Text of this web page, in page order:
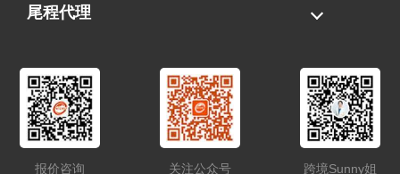
一件代发
FBA中转
贴标换标
拆柜/存储
尾程代理
报价咨询 关注公众号 跨境Sunny姐